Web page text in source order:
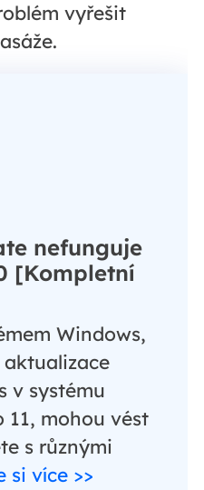
vyřešit
nefunguje
[Kompletní
Windows,
v systému
11, mohou vést
s různými
si více >>